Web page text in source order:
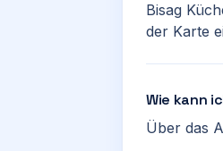
Bisag
der Karte
Wie kann
Über das